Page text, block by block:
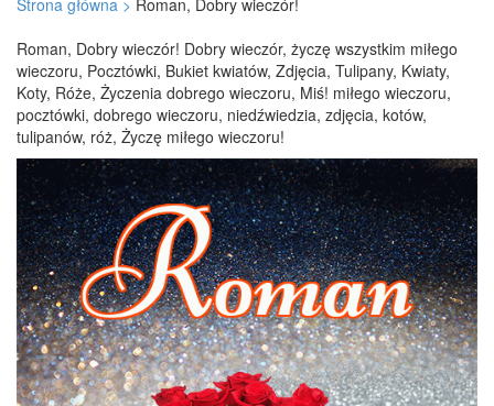
Strona główna > Roman, Dobry wieczór!
Roman, Dobry wieczór! Dobry wieczór, życzę wszystkim miłego
wieczoru, Pocztówki, Bukiet kwiatów, Zdjęcia, Tulipany, Kwiaty,
Koty, Róże, Życzenia dobrego wieczoru, Miś! miłego wieczoru,
pocztówki, dobrego wieczoru, niedźwiedzia, zdjęcia, kotów,
tulipanów, róż, Życzę miłego wieczoru!